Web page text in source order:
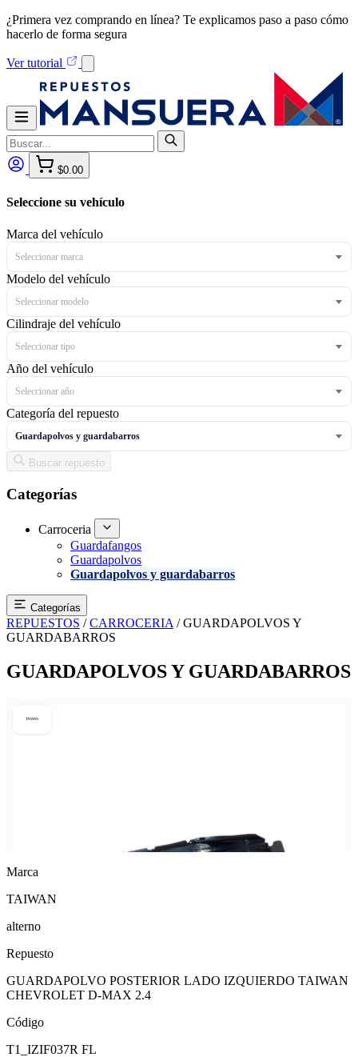
¿Primera vez comprando en línea? Te explicamos paso a paso cómo
hacerlo de forma segura
Ver tutorial
$0.00
Seleccione su vehículo
Marca del vehículo
Seleccionar marca
Modelo del vehículo
Seleccionar modelo
Cilindraje del vehículo
Seleccionar tipo
Año del vehículo
Seleccionar año
Categoría del repuesto
Guardapolvos y guardabarros
Buscar repuesto
Categorías
Carroceria
Guardafangos
Guardapolvos
Guardapolvos y guardabarros
Categorías
REPUESTOS / CARROCERIA / GUARDAPOLVOS Y
GUARDABARROS
GUARDAPOLVOS Y GUARDABARROS
Marca
TAIWAN
alterno
Repuesto
GUARDAPOLVO POSTERIOR LADO IZQUIERDO TAIWAN
CHEVROLET D-MAX 2.4
Código
T1_IZIF037R FL